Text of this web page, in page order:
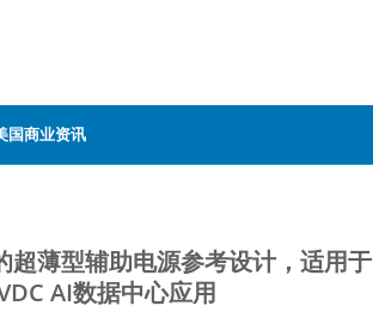
国商业资讯
薄型辅助电源参考设计，适用于
AI数据中心应用